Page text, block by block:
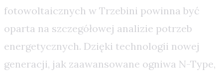
fotowoltaicznych w Trzebini powinna być
oparta na szczegółowej analizie potrzeb
energetycznych. Dzięki technologii nowej
generacji, jak zaawansowane ogniwa N-Type,